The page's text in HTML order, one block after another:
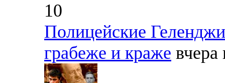
10
Полицейские
грабеже и краже